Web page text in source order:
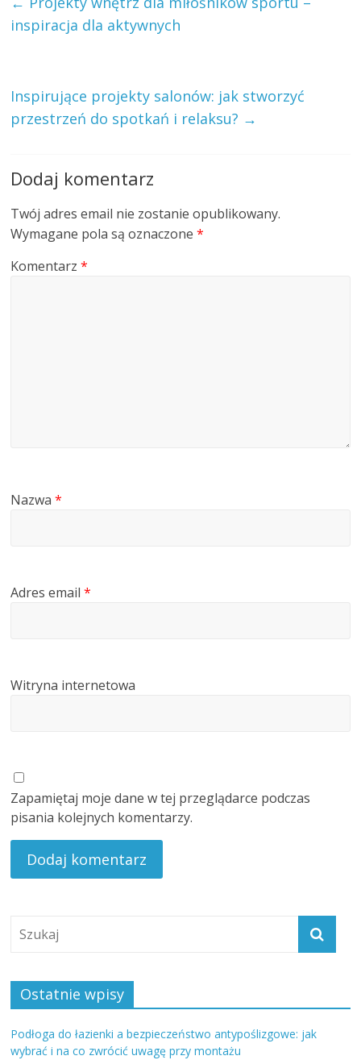
inspiracja dla aktywnych
Inspirujące projekty salonów: jak stworzyć
przestrzeń do spotkań i relaksu? →
Dodaj komentarz
Twój adres email nie zostanie opublikowany.
Wymagane pola są oznaczone*
Komentarz*
Nazwa*
Adres email*
Witryna internetowa
Zapamiętaj moje dane w tej przeglądarce podczas
pisania kolejnych komentarzy.
Ostatnie wpisy
Podłoga do łazienki a bezpieczeństwo antypoślizgowe: jak
wybrać i na co zwrócić uwagę przy montażu